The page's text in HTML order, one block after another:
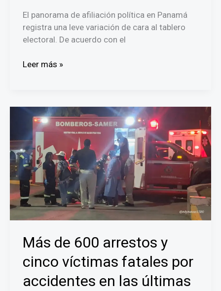
El panorama de afiliación política en Panamá
registra una leve variación de cara al tablero
electoral. De acuerdo con el
PRD
cabeza
en
un
padrón
donde
los
independientes
superan
51%
Leer más »
Más de 600 arrestos y
cinco víctimas fatales por
accidentes en las últimas